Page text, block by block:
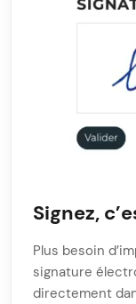
Signez,
Plus besoin
signature
directement